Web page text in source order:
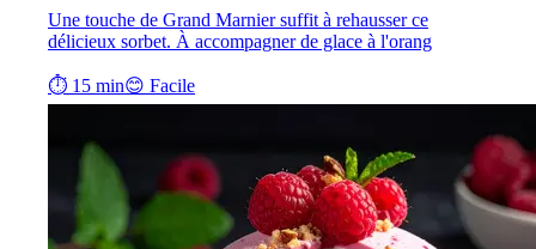
Une touche de Grand Marnier suffit à rehausser ce
délicieux sorbet. À accompagner de glace à l'orang
⏱ 15 min😊 Facile